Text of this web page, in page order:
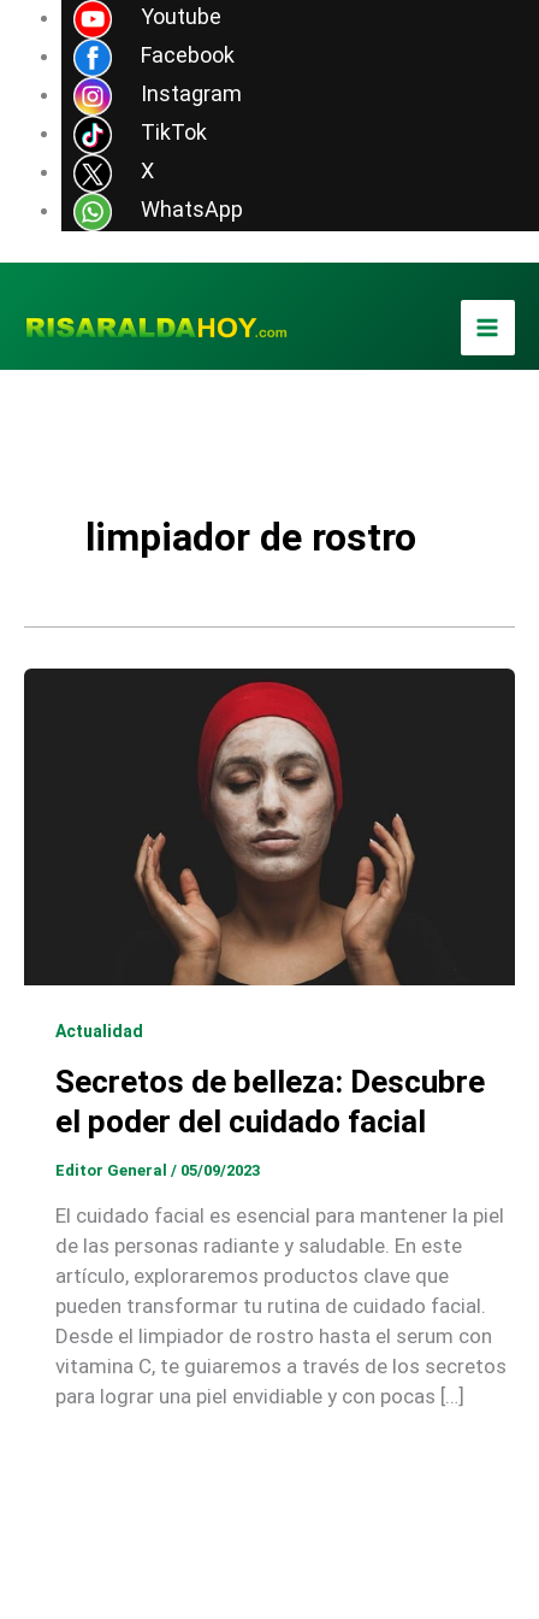
Youtube
Facebook
Instagram
TikTok
X
WhatsApp
contenido
limpiador de rostro
Actualidad
Secretos de belleza: Descubre
el poder del cuidado facial
Editor General / 05/09/2023
El cuidado facial es esencial para mantener la piel
de las personas radiante y saludable. En este
artículo, exploraremos productos clave que
pueden transformar tu rutina de cuidado facial.
Desde el limpiador de rostro hasta el serum con
vitamina C, te guiaremos a través de los secretos
para lograr una piel envidiable y con pocas […]